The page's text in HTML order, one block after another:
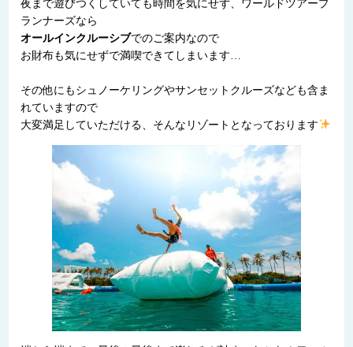
夜まで遊びつくしていても時間を気にせず、ワールドツアープ
ランナーズなら
オールインクルーシブでのご案内なので
お財布も気にせずで満喫できてしまいます…
その他にもシュノーケリングやサンセットクルーズなども含ま
れていますので
大変満足していただける、そんなリゾートとなっております